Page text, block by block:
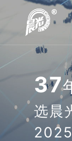
37
选晨